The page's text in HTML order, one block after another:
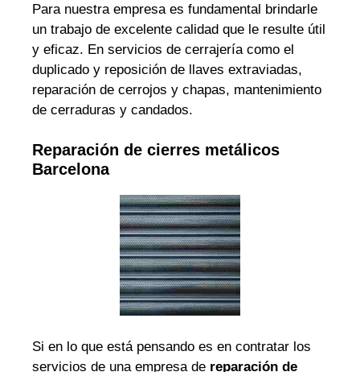
Para nuestra empresa es fundamental brindarle
un trabajo de excelente calidad que le resulte útil
y eficaz. En servicios de cerrajería como el
duplicado y reposición de llaves extraviadas,
reparación de cerrojos y chapas, mantenimiento
de cerraduras y candados.
Reparación de cierres metálicos
Barcelona
Si en lo que está pensando es en contratar los
servicios de una empresa de reparación de